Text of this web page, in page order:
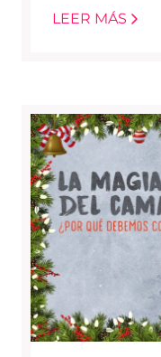
LEER MÁS